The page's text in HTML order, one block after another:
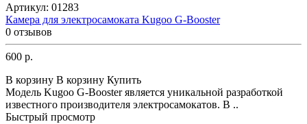
Артикул: 01283
Камера для электросамоката Kugoo G-Booster
0 отзывов
600 р.
В корзину В корзину Купить
Модель Kugoo G-Booster является уникальной разработкой
известного производителя электросамокатов. В ..
Быстрый просмотр